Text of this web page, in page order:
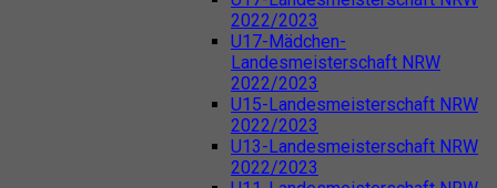
2022/2023
U17-Mädchen-
Landesmeisterschaft NRW
2022/2023
U15-Landesmeisterschaft NRW
2022/2023
U13-Landesmeisterschaft NRW
2022/2023